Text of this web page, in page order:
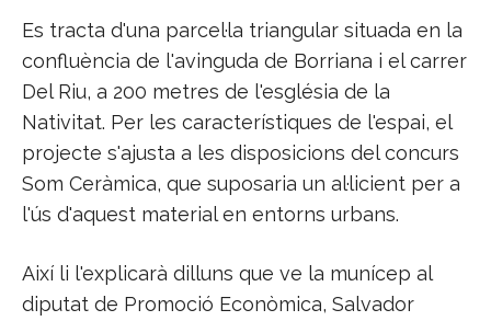
Es tracta d'una parcel·la triangular situada en la
confluència de l'avinguda de Borriana i el carrer
Del Riu, a 200 metres de l'església de la
Nativitat. Per les característiques de l'espai, el
projecte s'ajusta a les disposicions del concurs
Som Ceràmica, que suposaria un al·licient per a
l'ús d'aquest material en entorns urbans.
Així li l'explicarà dilluns que ve la munícep al
diputat de Promoció Econòmica, Salvador